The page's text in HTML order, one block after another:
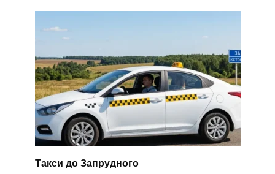
Такси до Запрудного